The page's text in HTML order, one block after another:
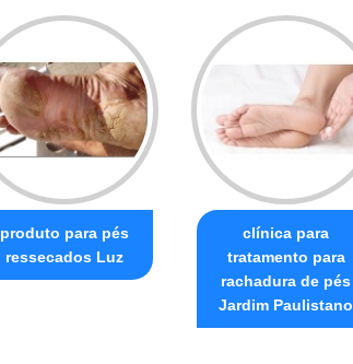
produto para pés
ressecados Luz
clínica para
tratamento para
rachadura de pés
Jardim Paulistano